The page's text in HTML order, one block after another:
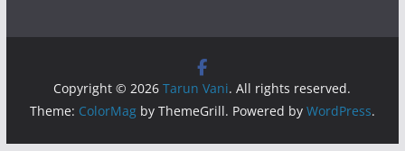
Copyright © 2026Tarun Vani. All rights reserved.
Theme: ColorMagby ThemeGrill. Powered by WordPress.